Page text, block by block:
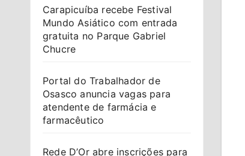
Carapicuíba recebe Festival
Mundo Asiático com entrada
gratuita no Parque Gabriel
Chucre
Portal do Trabalhador de
Osasco anuncia vagas para
atendente de farmácia e
farmacêutico
Rede D’Or abre inscrições para